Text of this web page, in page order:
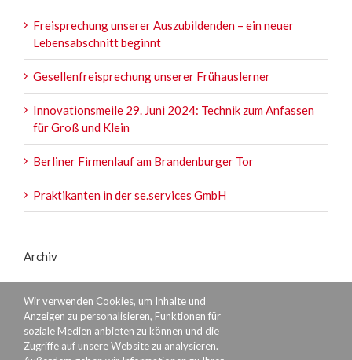
Freisprechung unserer Auszubildenden – ein neuer
Lebensabschnitt beginnt
Gesellenfreisprechung unserer Frühauslerner
Innovationsmeile 29. Juni 2024: Technik zum Anfassen
für Groß und Klein
Berliner Firmenlauf am Brandenburger Tor
Praktikanten in der se.services GmbH
Archiv
Wir verwenden Cookies, um Inhalte und
Anzeigen zu personalisieren, Funktionen für
soziale Medien anbieten zu können und die
Zugriffe auf unsere Website zu analysieren.